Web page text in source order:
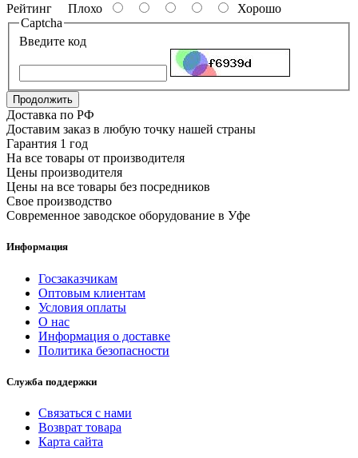
Рейтинг Плохо
Хорошо
Captcha
Введите код
Продолжить
Доставка по РФ
Доставим заказ в любую точку нашей страны
Гарантия 1 год
На все товары от производителя
Цены производителя
Цены на все товары без посредников
Свое производство
Современное заводское оборудование в Уфе
Информация
Госзаказчикам
Оптовым клиентам
Условия оплаты
О нас
Информация о доставке
Политика безопасности
Служба поддержки
Связаться с нами
Возврат товара
Карта сайта